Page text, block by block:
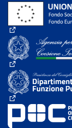
(External link)
(External link)
(External link)